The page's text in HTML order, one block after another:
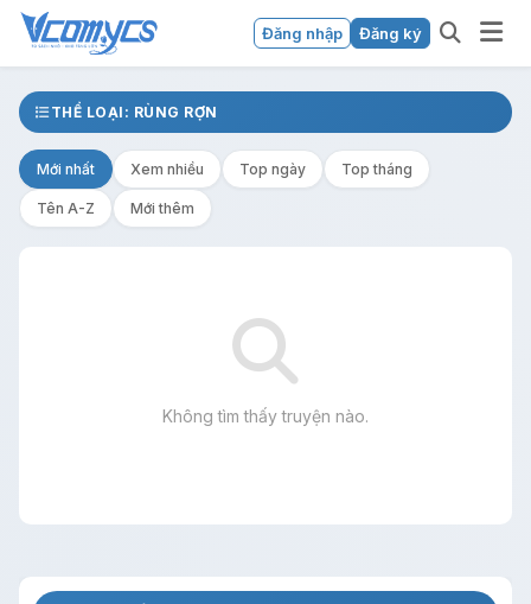
Đăng nhập Đăng ký
THỂ LOẠI: RÙNG RỢN
Mới nhất Xem nhiều Top ngày Top tháng
Tên A-Z Mới thêm
Không tìm thấy truyện nào.